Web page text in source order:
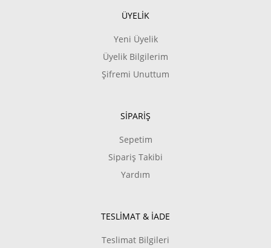
ÜYELİK
Yeni Üyelik
Üyelik Bilgilerim
Şifremi Unuttum
SİPARİŞ
Sepetim
Sipariş Takibi
Yardım
TESLİMAT & İADE
Teslimat Bilgileri